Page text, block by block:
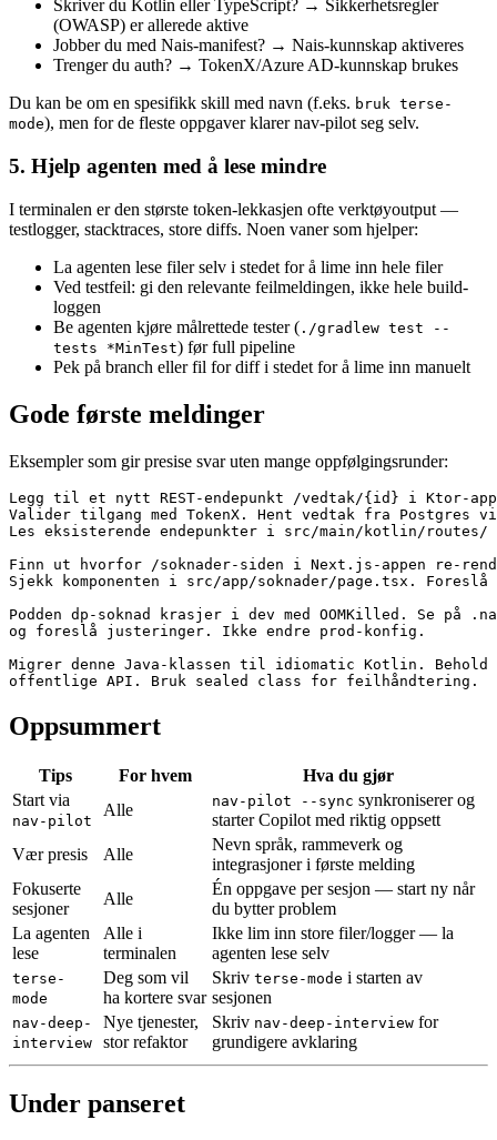
Skriver du Kotlin eller TypeScript? → Sikkerhetsregler
(OWASP) er allerede aktive
Jobber du med Nais-manifest? → Nais-kunnskap aktiveres
Trenger du auth? → TokenX/Azure AD-kunnskap brukes
Du kan be om en spesifikk skill med navn (f.eks. bruk terse-
mode), men for de fleste oppgaver klarer nav-pilot seg selv.
5. Hjelp agenten med å lese mindre
I terminalen er den største token-lekkasjen ofte verktøyoutput —
testlogger, stacktraces, store diffs. Noen vaner som hjelper:
La agenten lese filer selv i stedet for å lime inn hele filer
Ved testfeil: gi den relevante feilmeldingen, ikke hele build-
loggen
Be agenten kjøre målrettede tester ( ./gradlew test --
tests *MinTest) før full pipeline
Pek på branch eller fil for diff i stedet for å lime inn manuelt
Gode første meldinger
Eksempler som gir presise svar uten mange oppfølgingsrunder:
Legg til et nytt REST-endepunkt /vedtak/{id} i Ktor-
Valider tilgang med TokenX. Hent vedtak fra Postgres
Les eksisterende endepunkter i src/main/kotlin/
Finn ut hvorfor /soknader-siden i Next.js-appen re-
Sjekk komponenten i src/app/soknader/page.tsx.
Podden dp-soknad krasjer i dev med OOMKilled. Se på
og foreslå justeringer. Ikke endre prod-konfig.
Migrer denne Java-klassen til idiomatic Kotlin. Behold
Oppsummert
Tips For hvem
Hva du gjør
Start via
nav-pilot
Alle nav-pilot --sync synkroniserer og
starter Copilot med riktig oppsett
Vær presis
Alle
Nevn språk, rammeverk og
integrasjoner i første melding
Fokuserte
sesjoner
Alle
Én oppgave per sesjon — start ny når
du bytter problem
La agenten
lese
Alle i
terminalen
Ikke lim inn store filer/logger — la
agenten lese selv
terse-
mode
Deg som vil
ha kortere svar
Skriv terse-mode i starten av
sesjonen
nav-deep-
interview
Nye tjenester,
stor refaktor
Skriv nav-deep-interview for
grundigere avklaring
Under panseret